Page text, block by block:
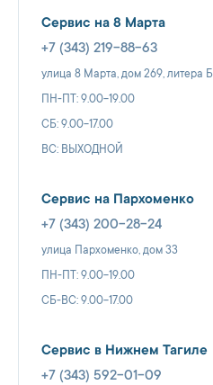
Сервис на 8 Марта
+7 (343) 219-88-63
улица 8 Марта, дом 269, литера Б
ПН-ПТ: 9.00-19.00
СБ: 9.00-17.00
ВС: ВЫХОДНОЙ
Сервис на Пархоменко
+7 (343) 200-28-24
улица Пархоменко, дом 33
ПН-ПТ: 9.00-19.00
СБ-ВС: 9.00-17.00
Сервис в Нижнем Тагиле
+7 (343) 592-01-09